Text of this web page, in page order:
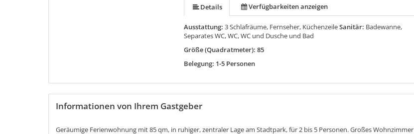
Details Verfügbarkeiten anzeigen
Ausstattung:3 Schlafräume, Fernseher, KüchenzeileSanitär: Badewanne,
Separates WC, WC, WC und Dusche und Bad
Größe (Quadratmeter): 85
Belegung: 1-5 Personen
Informationen von Ihrem Gastgeber
Geräumige Ferienwohnung mit 85 qm, in ruhiger, zentraler Lage am Stadtpark, für 2 bis 5 Personen. Großes Wohnzimmer